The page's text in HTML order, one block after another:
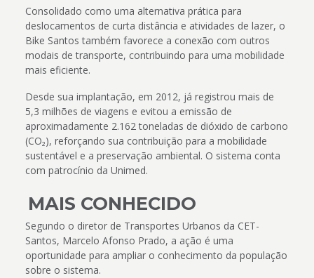
Consolidado como uma alternativa prática para
deslocamentos de curta distância e atividades de lazer, o
Bike Santos também favorece a conexão com outros
modais de transporte, contribuindo para uma mobilidade
mais eficiente.
Desde sua implantação, em 2012, já registrou mais de
5,3 milhões de viagens e evitou a emissão de
aproximadamente 2.162 toneladas de dióxido de carbono
(CO₂), reforçando sua contribuição para a mobilidade
sustentável e a preservação ambiental. O sistema conta
com patrocínio da Unimed.
MAIS CONHECIDO
Segundo o diretor de Transportes Urbanos da CET-
Santos, Marcelo Afonso Prado, a ação é uma
oportunidade para ampliar o conhecimento da população
sobre o sistema.